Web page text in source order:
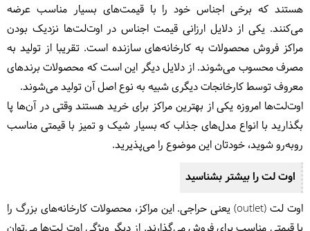
هستند که برخی اجناس خود را با قیمت‌های بسیار مناسب عرضه
می‌کنند. یکی از دلایل ارزانی قیمت اجناس در اوت‌لت‌ها نزدیک بودن
مراکز فروش محصولات به کارخانه‌های سازنده است. تقریبا از تولید به
مصرف محسوب می‌شوند. از دلایل دیگر این است که محصولات برندهای
معروف توسط کارخانجات دیگری شبیه به نوع اصل آن تولید می‌شوند.
اوت‌لت‌ها امروزه یکی از بهترین مراکز برای خرید هستند وقتی در آن‌ها پا
بگذارید با انواع مدل‌های جذاب که بسیار شیک و تمیز با قیمتی مناسب
روبه‌رو شوید، خودتان این موضوع را می‌پذیرید.
اوت لت را بیشتر بشناسید
اوت لت (outlet) یعنی حراجی. این مراکز، محصولات کارخانه‌های بزرگ را